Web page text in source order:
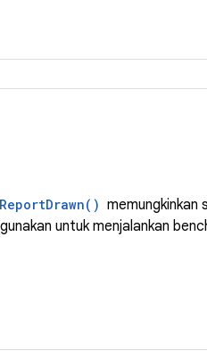
ReportDrawn() memungkinkan
untuk menjalankan